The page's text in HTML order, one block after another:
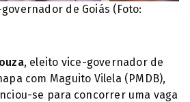
de Goiás (Foto:
, eleito vice-governador de
com Maguito Vilela (PMDB),
se para concorrer uma vaga